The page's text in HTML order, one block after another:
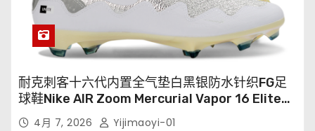
耐克刺客十六代内置全气垫白黑银防水针织FG足
球鞋Nike AIR Zoom Mercurial Vapor 16 Elite
XXV FG35-45
4月 7, 2026 Yijimaoyi-01